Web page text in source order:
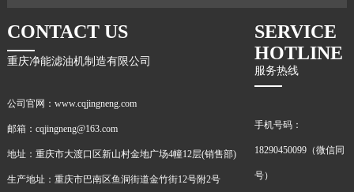
CONTACT US
重庆净能滤油机制造有限公司
公司官网：www.cqjingneng.com
邮箱：cqjingneng@163.com
地址：重庆市大渡口区新山村金地广场4幢12层(销售部)
生产地址：重庆市巴南区鱼洞街道金竹街12号附2号
SERVICE
HOTLINE
服务热线
手机号码：
18290450099（微信同
号）